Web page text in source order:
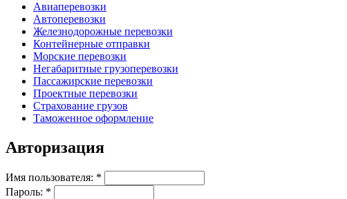
Авиаперевозки
Автоперевозки
Железнодорожные перевозки
Контейнерные отправки
Морские перевозки
Негабаритные грузоперевозки
Пассажирские перевозки
Проектные перевозки
Страхование грузов
Таможенное оформление
Авторизация
Имя пользователя: *
Пароль: *